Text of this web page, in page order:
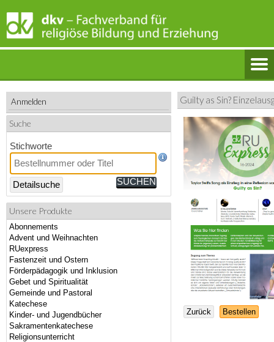
Anmelden
Suche
Stichworte
Detailsuche
Unsere Produkte
Abonnements
Advent und Weihnachten
RUexpress
Fastenzeit und Ostern
Förderpädagogik und Inklusion
Gebet und Spiritualität
Gemeinde und Pastoral
Katechese
Kinder- und Jugendbücher
Sakramentenkatechese
Religionsunterricht
Guilty as Sin?
Zurück Bestellen